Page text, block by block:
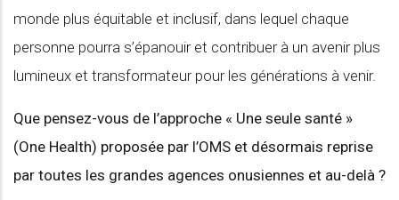
monde plus équitable et inclusif, dans lequel chaque
personne pourra s’épanouir et contribuer à un avenir plus
lumineux et transformateur pour les générations à venir.
Que pensez-vous de l’approche « Une seule santé »
(One Health) proposée par l’OMS et désormais reprise
par toutes les grandes agences onusiennes et au-delà ?